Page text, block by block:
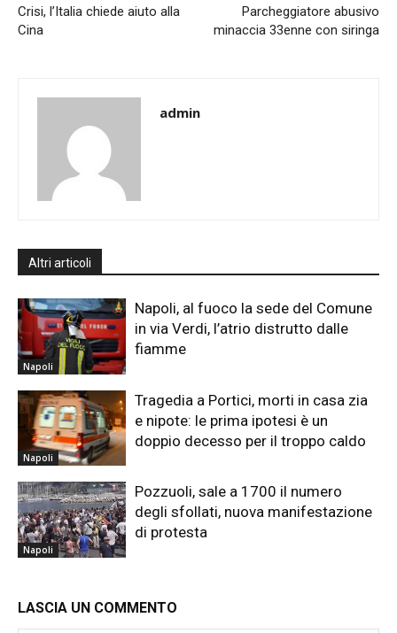
Crisi, l’Italia chiede aiuto alla
Cina
Parcheggiatore abusivo
minaccia 33enne con siringa
admin
Altri articoli
Napoli
Napoli, al fuoco la sede del Comune
in via Verdi, l’atrio distrutto dalle
fiamme
Napoli
Tragedia a Portici, morti in casa zia
e nipote: le prima ipotesi è un
doppio decesso per il troppo caldo
Napoli
Pozzuoli, sale a 1700 il numero
degli sfollati, nuova manifestazione
di protesta
LASCIA UN COMMENTO